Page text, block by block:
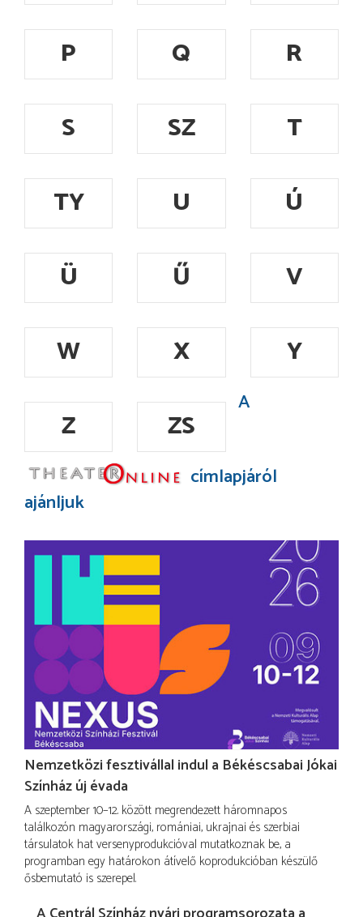
P
Q
R
S
SZ
T
TY
U
Ú
Ü
Ű
V
W
X
Y
Z
ZS
A
címlapjáról
ajánljuk
Nemzetközi fesztivállal indul a Békéscsabai Jókai
Színház új évada
A szeptember 10–12. között megrendezett háromnapos
találkozón magyarországi, romániai, ukrajnai és szerbiai
társulatok hat versenyprodukcióval mutatkoznak be, a
programban egy határokon átívelő koprodukcióban készülő
ősbemutató is szerepel.